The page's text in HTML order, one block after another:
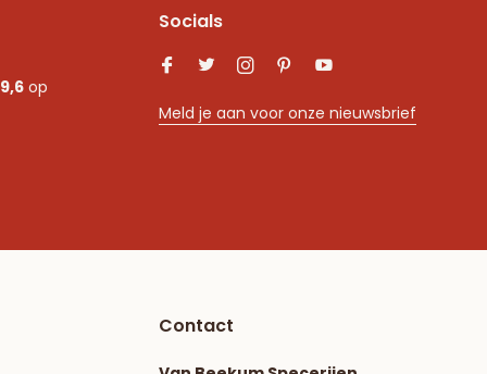
9,6 op
Socials
Meld je aan voor onze nieuwsbrief
Contact